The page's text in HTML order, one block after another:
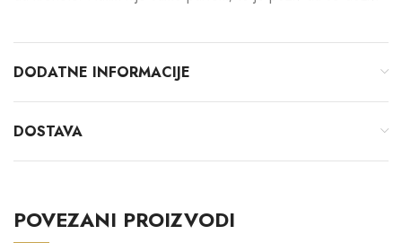
DODATNE INFORMACIJE
DOSTAVA
POVEZANI PROIZVODI